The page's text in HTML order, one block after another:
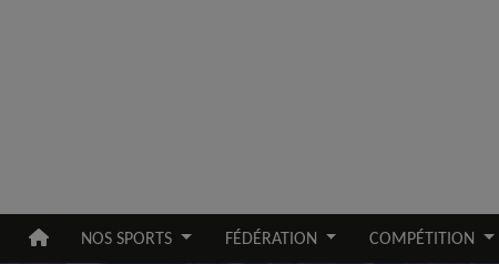
NOS SPORTS FÉDÉRATION COMPÉTITION